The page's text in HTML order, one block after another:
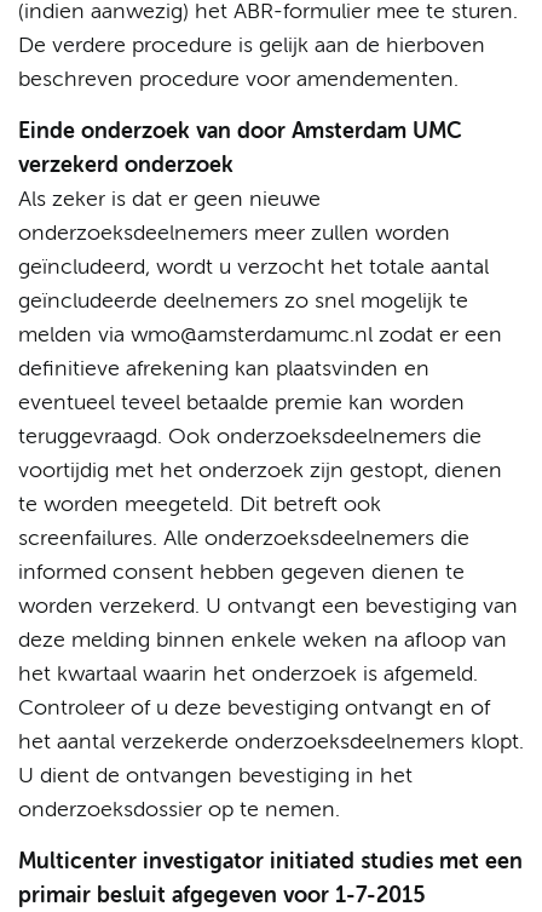
(indien aanwezig) het ABR-formulier mee te sturen.
De verdere procedure is gelijk aan de hierboven
beschreven procedure voor amendementen.
Einde onderzoek van door Amsterdam UMC
verzekerd onderzoek
Als zeker is dat er geen nieuwe
onderzoeksdeelnemers meer zullen worden
geïncludeerd, wordt u verzocht het totale aantal
geïncludeerde deelnemers zo snel mogelijk te
melden via wmo@amsterdamumc.nl zodat er een
definitieve afrekening kan plaatsvinden en
eventueel teveel betaalde premie kan worden
teruggevraagd. Ook onderzoeksdeelnemers die
voortijdig met het onderzoek zijn gestopt, dienen
te worden meegeteld. Dit betreft ook
screenfailures. Alle onderzoeksdeelnemers die
informed consent hebben gegeven dienen te
worden verzekerd. U ontvangt een bevestiging van
deze melding binnen enkele weken na afloop van
het kwartaal waarin het onderzoek is afgemeld.
Controleer of u deze bevestiging ontvangt en of
het aantal verzekerde onderzoeksdeelnemers klopt.
U dient de ontvangen bevestiging in het
onderzoeksdossier op te nemen.
Multicenter investigator initiated studies met een
primair besluit afgegeven voor 1-7-2015